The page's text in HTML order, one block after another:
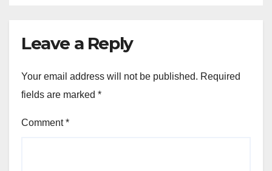
Leave a Reply
Your email address will not be published. Required
fields are marked *
Comment*